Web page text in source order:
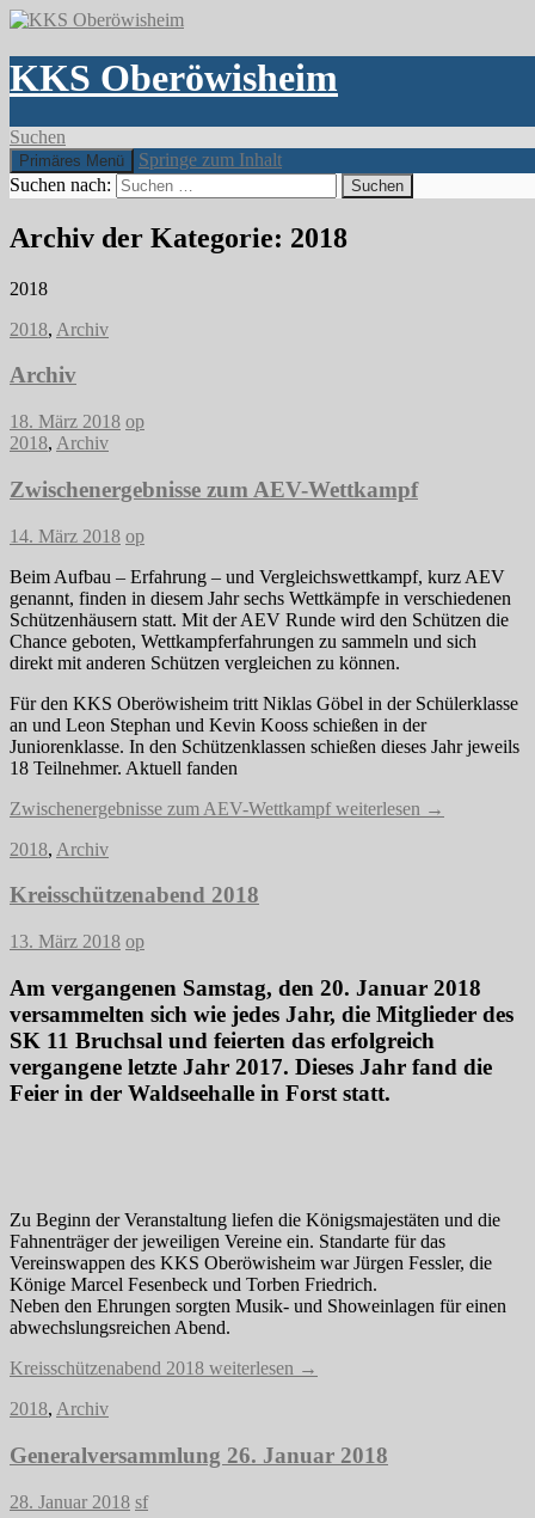
KKS Oberöwisheim
Suchen
Primäres Menü
Springe zum Inhalt
Suchen nach:
Archiv der Kategorie: 2018
2018
2018, Archiv
Archiv
18. März 2018 op
2018, Archiv
Zwischenergebnisse zum AEV-Wettkampf
14. März 2018 op
Beim Aufbau – Erfahrung – und Vergleichswettkampf, kurz AEV
genannt, finden in diesem Jahr sechs Wettkämpfe in verschiedenen
Schützenhäusern statt. Mit der AEV Runde wird den Schützen die
Chance geboten, Wettkampferfahrungen zu sammeln und sich
direkt mit anderen Schützen vergleichen zu können.
Für den KKS Oberöwisheim tritt Niklas Göbel in der Schülerklasse
an und Leon Stephan und Kevin Kooss schießen in der
Juniorenklasse. In den Schützenklassen schießen dieses Jahr jeweils
18 Teilnehmer. Aktuell fanden
Zwischenergebnisse zum AEV-Wettkampfweiterlesen →
2018, Archiv
Kreisschützenabend 2018
13. März 2018 op
Am vergangenen Samstag, den 20. Januar 2018
versammelten sich wie jedes Jahr, die Mitglieder des
SK 11 Bruchsal und feierten das erfolgreich
vergangene letzte Jahr 2017. Dieses Jahr fand die
Feier in der Waldseehalle in Forst statt.
Zu Beginn der Veranstaltung liefen die Königsmajestäten und die
Fahnenträger der jeweiligen Vereine ein. Standarte für das
Vereinswappen des KKS Oberöwisheim war Jürgen Fessler, die
Könige Marcel Fesenbeck und Torben Friedrich.
Neben den Ehrungen sorgten Musik- und Showeinlagen für einen
abwechslungsreichen Abend.
Kreisschützenabend 2018 weiterlesen →
2018, Archiv
Generalversammlung 26. Januar 2018
28. Januar 2018 sf